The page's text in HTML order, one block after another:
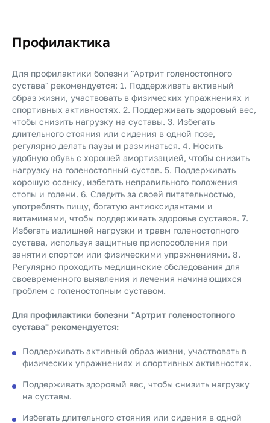
Профилактика
Для профилактики болезни "Артрит голеностопного
сустава" рекомендуется: 1. Поддерживать активный
образ жизни, участвовать в физических упражнениях и
спортивных активностях. 2. Поддерживать здоровый вес,
чтобы снизить нагрузку на суставы. 3. Избегать
длительного стояния или сидения в одной позе,
регулярно делать паузы и разминаться. 4. Носить
удобную обувь с хорошей амортизацией, чтобы снизить
нагрузку на голеностопный сустав. 5. Поддерживать
хорошую осанку, избегать неправильного положения
стопы и голени. 6. Следить за своей питательностью,
употреблять пищу, богатую антиоксидантами и
витаминами, чтобы поддерживать здоровье суставов. 7.
Избегать излишней нагрузки и травм голеностопного
сустава, используя защитные приспособления при
занятии спортом или физическими упражнениями. 8.
Регулярно проходить медицинские обследования для
своевременного выявления и лечения начинающихся
проблем с голеностопным суставом.
Для профилактики болезни "Артрит голеностопного
сустава" рекомендуется:
Поддерживать активный образ жизни, участвовать в
физических упражнениях и спортивных активностях.
Поддерживать здоровый вес, чтобы снизить нагрузку
на суставы.
Избегать длительного стояния или сидения в одной